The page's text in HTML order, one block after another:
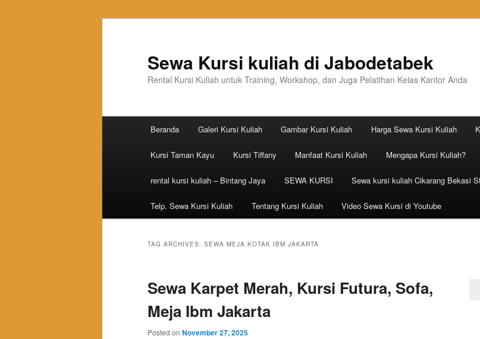
Sewa Kursi kuliah di Jabodetabek
Rental Kursi Kuliah untuk Training, Workshop, dan Juga Pelatihan Kelas Kantor Anda
Skip to primary content
Skip to secondary content
Beranda Galeri Kursi Kuliah Gambar Kursi Kuliah Harga Sewa Kursi Kuliah
Kursi Taman Kayu Kursi Tiffany Manfaat Kursi Kuliah Mengapa Kursi Kuliah?
rental kursi kuliah – Bintang Jaya SEWA KURSI Sewa kursi kuliah Cikarang Bekasi
Telp. Sewa Kursi Kuliah Tentang Kursi Kuliah Video Sewa Kursi di Youtube
TAG ARCHIVES: SEWA MEJA KOTAK IBM JAKARTA
Sewa Karpet Merah, Kursi Futura, Sofa,
Meja Ibm Jakarta
Posted on November 27, 2025